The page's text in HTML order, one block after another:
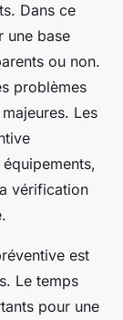
Dans ce
une base
ou non.
problèmes
Les
vérification
est
Le temps
pour une